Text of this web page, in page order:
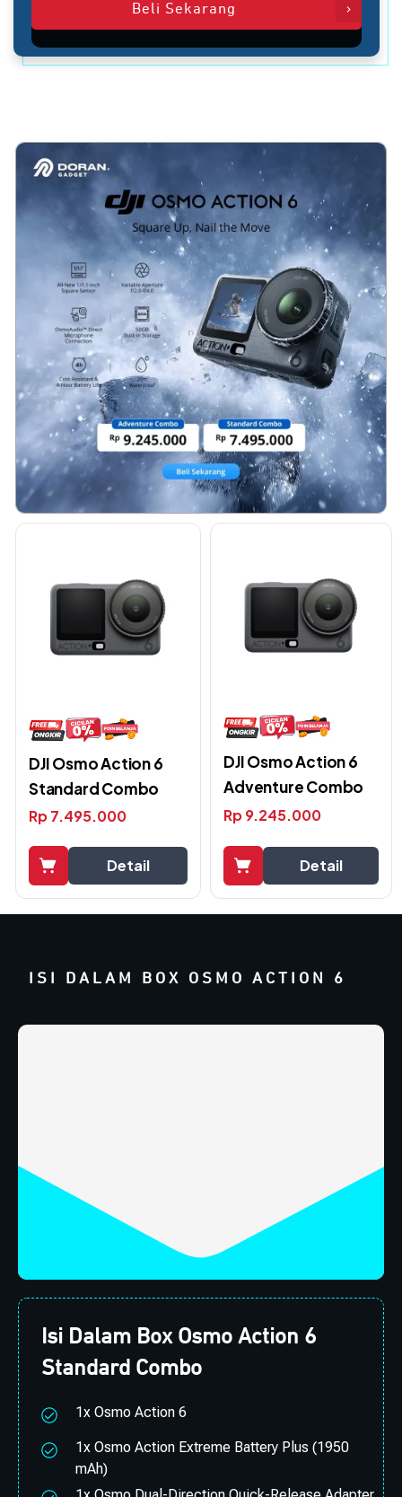
Beli Sekarang
DJI Osmo Action 6
Standard Combo
Rp7.495.000
Detail
DJI Osmo Action 6
Adventure Combo
Rp9.245.000
Detail
ISI DALAM BOX OSMO ACTION 6
Isi Dalam Box Osmo Action 6
Standard Combo
1x Osmo Action 6
1x Osmo Action Extreme Battery Plus (1950
mAh)